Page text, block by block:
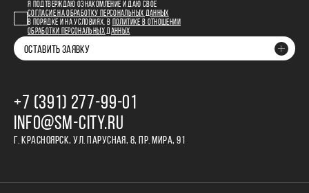
Я ПОДТВЕРЖДАЮ ОЗНАКОМЛЕНИЕ И ДАЮ СВОЕ
СОГЛАСИЕ НА ОБРАБОТКУ ПЕРСОНАЛЬНЫХ ДАННЫХ
В ПОРЯДКЕ И НА УСЛОВИЯХ, В
ПОЛИТИКЕ В ОТНОШЕНИИ
ОБРАБОТКИ ПЕРСОНАЛЬНЫХ ДАННЫХ
ОСТАВИТЬ ЗАЯВКУ
+7 (391) 277‒99‒01
INFO@SM-CITY.RU
Г. КРАСНОЯРСК, УЛ. ПАРУСНАЯ, 8, ПР. МИРА, 91